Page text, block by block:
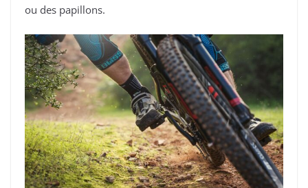
ou des papillons.